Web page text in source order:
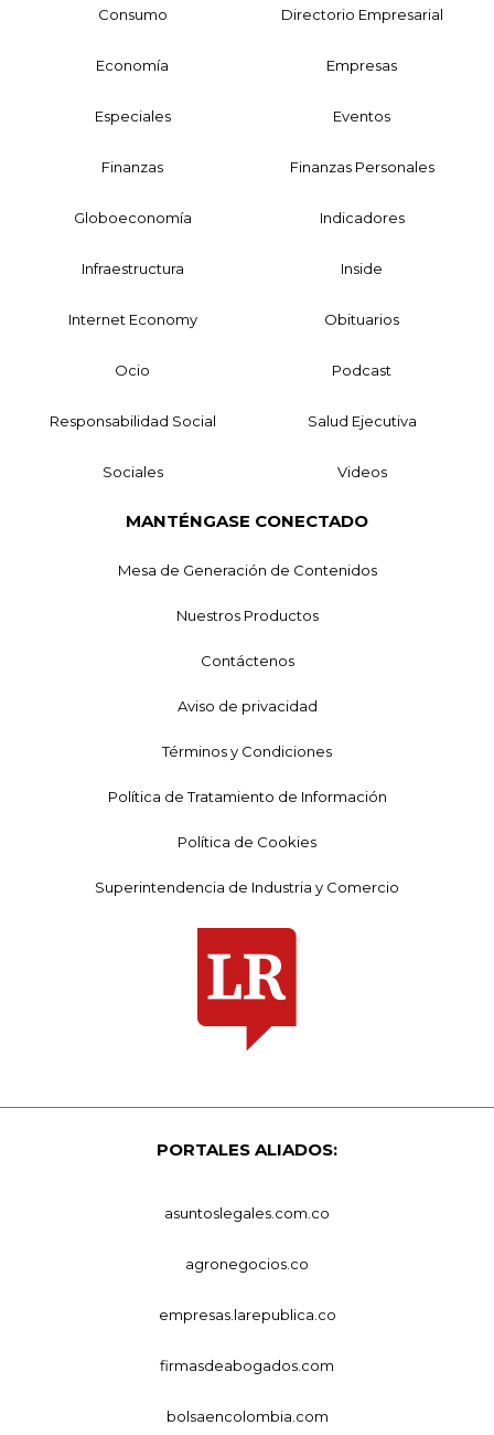
Consumo Directorio Empresarial
Economía Empresas
Especiales Eventos
Finanzas Finanzas Personales
Globoeconomía Indicadores
Infraestructura Inside
Internet Economy Obituarios
Ocio Podcast
Responsabilidad Social Salud Ejecutiva
Sociales Videos
MANTÉNGASE CONECTADO
Mesa de Generación de Contenidos
Nuestros Productos
Contáctenos
Aviso de privacidad
Términos y Condiciones
Política de Tratamiento de Información
Política de Cookies
Superintendencia de Industria y Comercio
PORTALES ALIADOS:
asuntoslegales.com.co
agronegocios.co
empresas.larepublica.co
firmasdeabogados.com
bolsaencolombia.com